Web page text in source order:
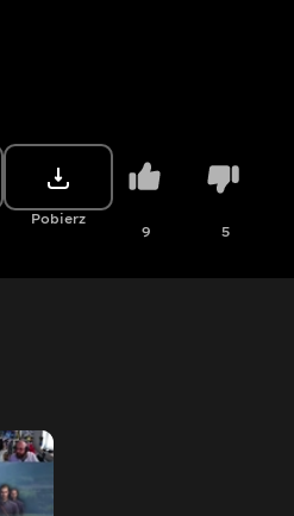
Pobierz
9 5